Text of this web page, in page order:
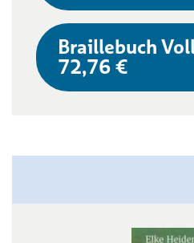
Braillebuch
72,76 €